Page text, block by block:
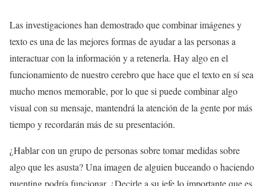
Las investigaciones han demostrado que combinar imágenes y
texto es una de las mejores formas de ayudar a las personas a
interactuar con la información y a retenerla. Hay algo en el
funcionamiento de nuestro cerebro que hace que el texto en sí sea
mucho menos memorable, por lo que si puede combinar algo
visual con su mensaje, mantendrá la atención de la gente por más
tiempo y recordarán más de su presentación.
¿Hablar con un grupo de personas sobre tomar medidas sobre
algo que les asusta? Una imagen de alguien buceando o haciendo
puenting podría funcionar. ¿Decirle a su jefe lo importante que es